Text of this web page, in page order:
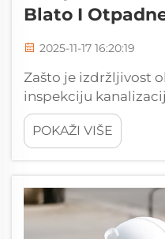
Blato I
2025-11-17 16:20:19
Zašto je izdržljivost
inspekciju
infrastrukturu potiču
podvodnih kamera.
sustavi zahtijevaju
ASCE-ovom 2...
POKAŽI VIŠE